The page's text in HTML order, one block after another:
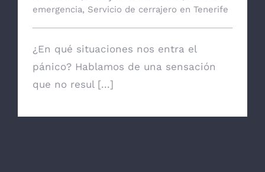
emergencia, Servicio de cerrajero en Tenerife
¿En qué situaciones nos entra el
pánico? Hablamos de una sensación
que no resul [...]